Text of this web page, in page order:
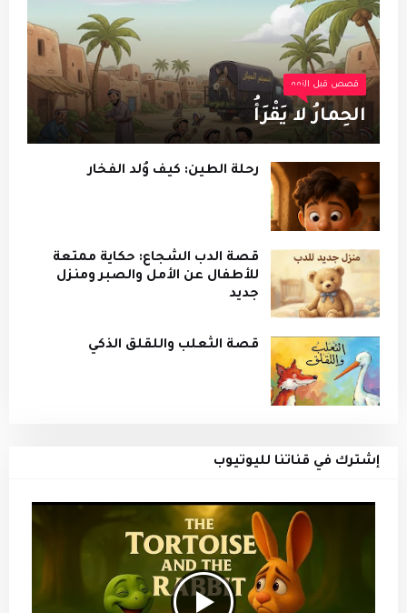
قصص قبل النوم
الحِمارُ لا يَقْرَأُ
رحلة الطين: كيف وُلد الفخار
قصة الدب الشجاع: حكاية ممتعة
للأطفال عن الأمل والصبر ومنزل
جديد
قصة الثعلب واللقلق الذكي
إشترك في قناتنا لليوتيوب